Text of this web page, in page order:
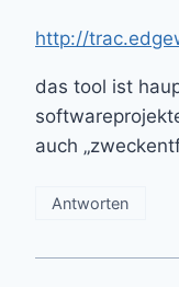
http://
das tool ist
auch
Antworten